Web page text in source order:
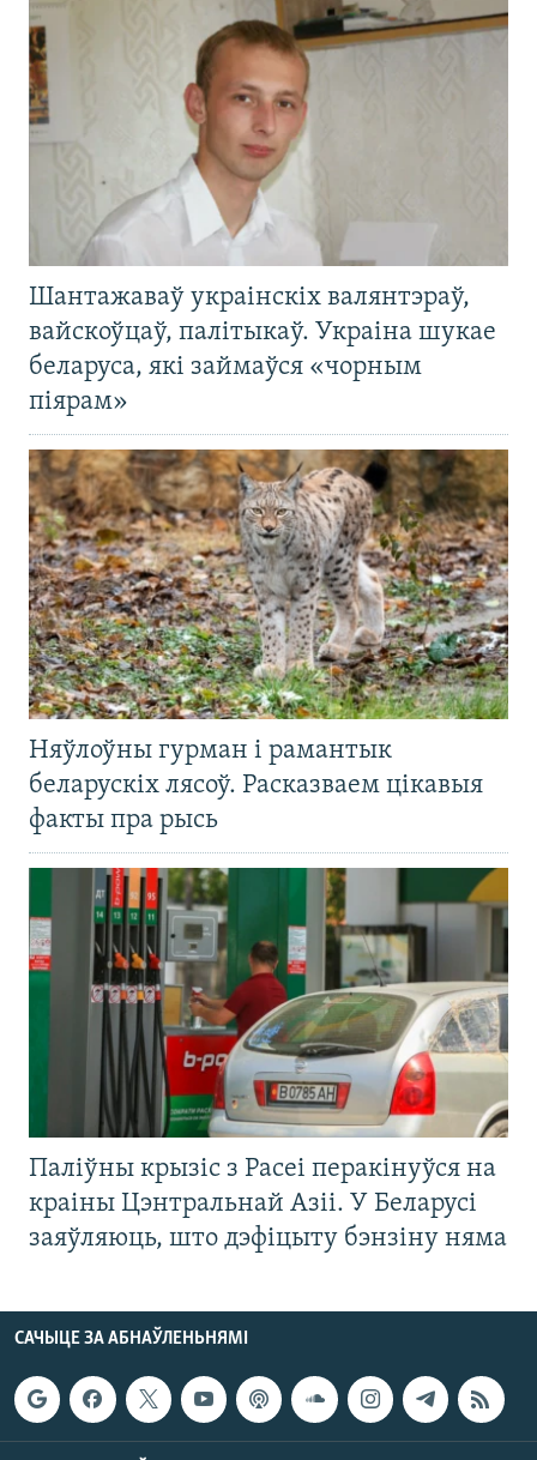
Шантажаваў украінскіх валянтэраў,
вайскоўцаў, палітыкаў. Украіна шукае
беларуса, які займаўся «чорным
піярам»
Няўлоўны гурман і рамантык
беларускіх лясоў. Расказваем цікавыя
факты пра рысь
Паліўны крызіс з Расеі перакінуўся на
краіны Цэнтральнай Азіі. У Беларусі
заяўляюць, што дэфіцыту бэнзіну няма
САЧЫЦЕ ЗА АБНАЎЛЕНЬНЯМІ